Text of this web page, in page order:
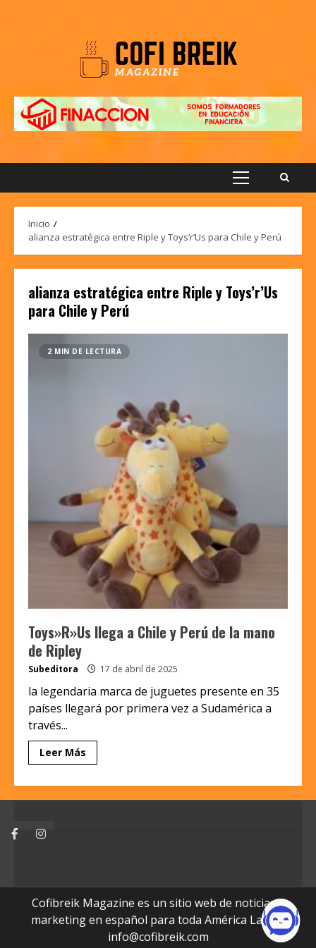
Menú
Inicio
alianza estratégica entre Riple y Toys’r’Us para Chile y Perú
alianza estratégica entre Riple y Toys’r’Us
para Chile y Perú
2 MIN DE LECTURA
Toys»R»Us llega a Chile y Perú de la mano
de Ripley
Subeditora 17 de abril de 2025
la legendaria marca de juguetes presente en 35
países llegará por primera vez a Sudamérica a
través...
Leer Más
FacebookInstagram
Cofibreik Magazine es un sitio web de noticias y
marketing en español para toda América Latina.
info@cofibreik.com